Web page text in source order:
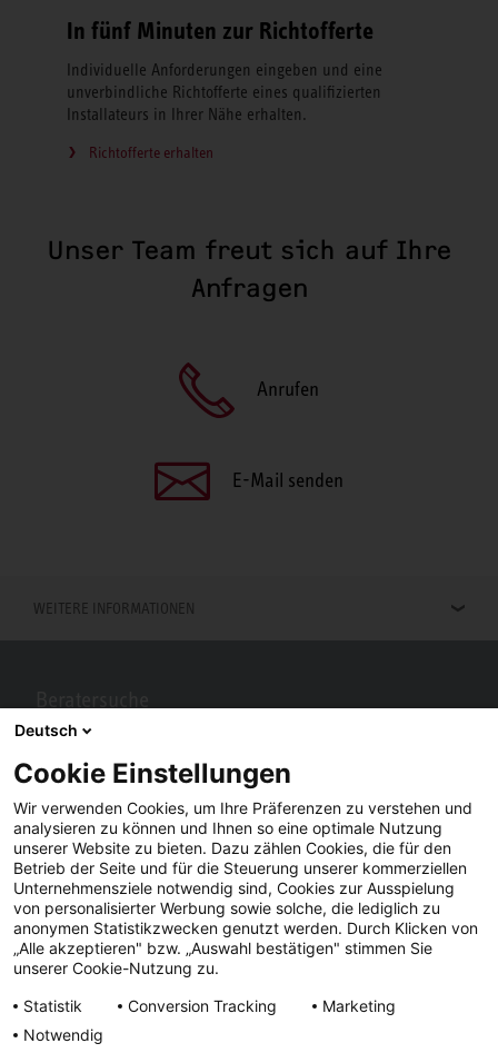
In fünf Minuten zur Richtofferte
Individuelle Anforderungen eingeben und eine
unverbindliche Richtofferte eines qualifizierten
Installateurs in Ihrer Nähe erhalten.
Richtofferte erhalten
Unser Team freut sich auf Ihre
Anfragen
Anrufen
E-Mail senden
WEITERE INFORMATIONEN
Berater in Ihrer Nähe gesucht? Mit STIEBEL ELTRON kein Problem.
Facebook YouTube LinkedIn
Instagram
Deutsch
Cookie Einstellungen
Wir verwenden Cookies, um Ihre Präferenzen zu verstehen und
analysieren zu können und Ihnen so eine optimale Nutzung
unserer Website zu bieten. Dazu zählen Cookies, die für den
Betrieb der Seite und für die Steuerung unserer kommerziellen
Unternehmensziele notwendig sind, Cookies zur Ausspielung
von personalisierter Werbung sowie solche, die lediglich zu
anonymen Statistikzwecken genutzt werden. Durch Klicken von
„Alle akzeptieren" bzw. „Auswahl bestätigen" stimmen Sie
unserer Cookie-Nutzung zu.
Statistik
Conversion Tracking
Marketing
Notwendig